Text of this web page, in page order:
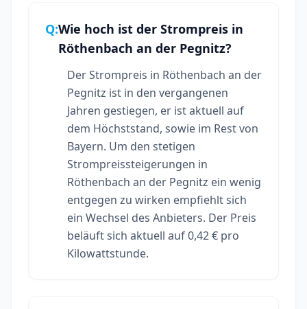
Q:Wie hoch ist der Strompreis in
Röthenbach an der Pegnitz?
Der Strompreis in Röthenbach an der
Pegnitz ist in den vergangenen
Jahren gestiegen, er ist aktuell auf
dem Höchststand, sowie im Rest von
Bayern. Um den stetigen
Strompreissteigerungen in
Röthenbach an der Pegnitz ein wenig
entgegen zu wirken empfiehlt sich
ein Wechsel des Anbieters. Der Preis
beläuft sich aktuell auf 0,42 € pro
Kilowattstunde.